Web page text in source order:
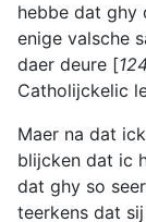
hebbe dat ghy
enige valsche
daer deure [
Catholijckelic
Maer na dat
blijcken dat ic
dat ghy so
teerkens dat